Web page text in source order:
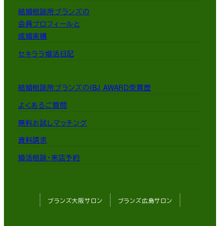
結婚相談所ブランズの
会員プロフィールと
成婚実績
セキララ婚活日記
結婚相談所ブランズのIBJ AWARD受賞歴
よくあるご質問
無料お試しマッチング
資料請求
婚活相談・来店予約
ブランズ大阪サロン ブランズ広島サロン